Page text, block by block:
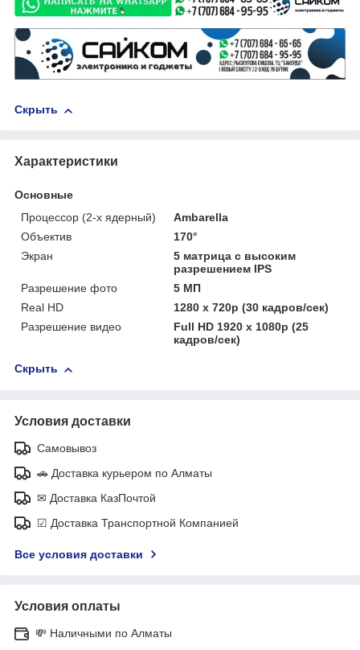
Скрыть
Характеристики
Основные
Процессор (2-х ядерный)
Ambarella
Объектив
170°
Экран
5 матрица с высоким
разрешением IPS
Разрешение фото
5 МП
Real HD
1280 х 720p (30 кадров/сек)
Разрешение видео
Full HD 1920 х 1080p (25
кадров/сек)
Скрыть
Условия доставки
Самовывоз
🚗 Доставка курьером по Алматы
✉ Доставка КазПочтой
☑ Доставка Транспортной Компанией
Все условия доставки
Условия оплаты
💸 Наличными по Алматы